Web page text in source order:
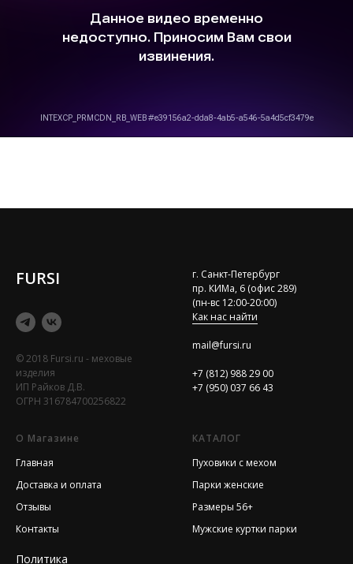
FURSI
© 2018 Fursi.ru - меховые
изделия
ИП Райков Д.В.
ОГРН 316784700256822
г. Санкт-Петербург
пр. КИМа, 6 (офис 289)
(пн-вс 12:00-20:00)
Как нас найти
mail@fursi.ru
+7 (812) 988 29 00
+7 (950) 037 66 43
О Магазине
Главная
Доставка и оплата
Отзывы
Контакты
Политика
КАТАЛОГ
Пуховики с мехом
Парки женские
Размеры 56+
Мужские куртки парки